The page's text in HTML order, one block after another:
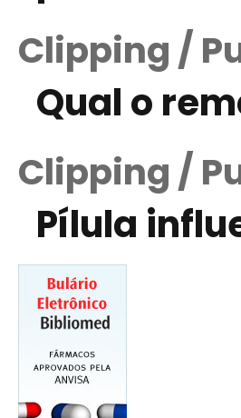
Clipping /
Qual o
Clipping /
Pílula